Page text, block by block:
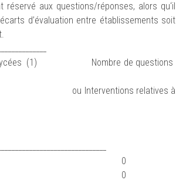
aux questions/réponses, alors qu‘il
d’évaluation entre établissements soit
(1) Nombre de questions
relatives à
36 0
31 0